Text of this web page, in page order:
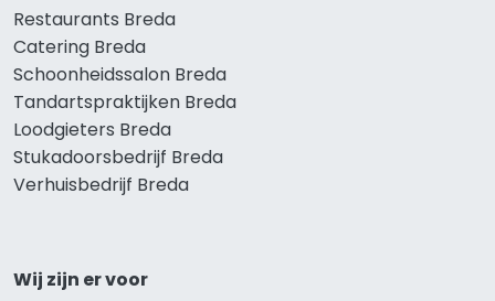
Restaurants Breda
Catering Breda
Schoonheidssalon Breda
Tandartspraktijken Breda
Loodgieters Breda
Stukadoorsbedrijf Breda
Verhuisbedrijf Breda
Wij zijn er voor